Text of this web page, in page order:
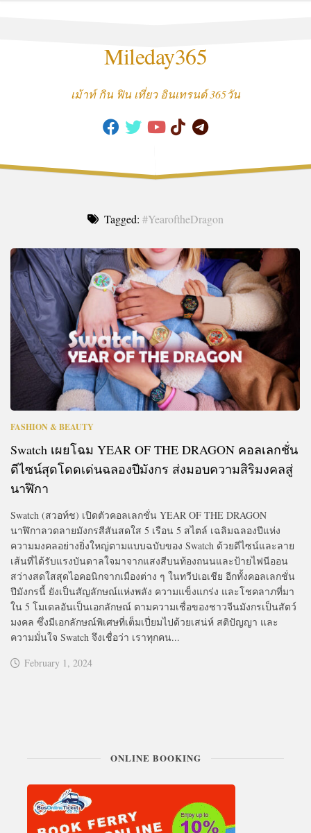
Mileday365
เม้าท์ กิน ฟิน เที่ยว อินเทรนด์ 365วัน
Tagged: #YearoftheDragon
FASHION & BEAUTY
Swatch เผยโฉม YEAR OF THE DRAGON คอลเลกชั่น
ดีไซน์สุดโดดเด่นฉลองปีมังกร ส่งมอบความสิริมงคลสู่
นาฬิกา
Swatch (สวอท์ช) เปิดตัวคอลเลกชั่น YEAR OF THE DRAGON
นาฬิกาลวดลายมังกรสีสันสดใส 5 เรือน 5 สไตล์ เฉลิมฉลองปีแห่ง
ความมงคลอย่างยิ่งใหญ่ตามแบบฉบับของ Swatch ด้วยดีไซน์และลาย
เส้นที่ได้รับแรงบันดาลใจมาจากแสงสีบนท้องถนนและป้ายไฟนีออน
สว่างสดใสสุดไอคอนิกจากเมืองต่าง ๆ ในทวีปเอเชีย อีกทั้งคอลเลกชั่น
ปีมังกรนี้ ยังเป็นสัญลักษณ์แห่งพลัง ความแข็งแกร่ง และโชคลาภที่มา
ใน 5 โมเดลอันเป็นเอกลักษณ์ ตามความเชื่อของชาวจีนมังกรเป็นสัตว์
มงคล ซึ่งมีเอกลักษณ์พิเศษที่เต็มเปี่ยมไปด้วยเสน่ห์ สติปัญญา และ
ความมั่นใจ Swatch จึงเชื่อว่า เราทุกคน...
February 1, 2024
ONLINE BOOKING